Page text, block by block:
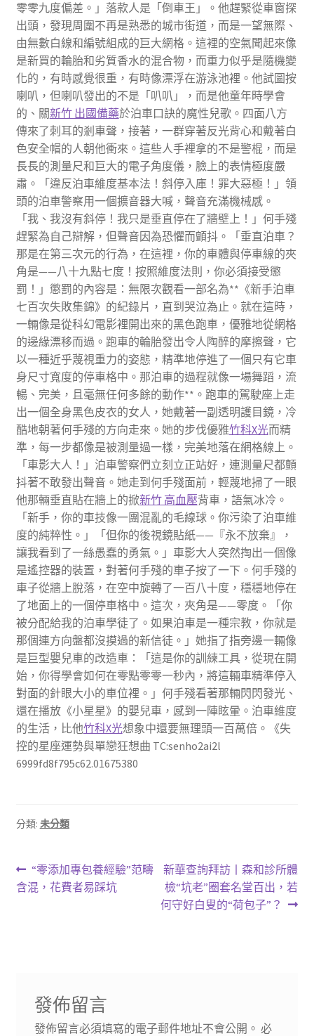
零零九度偏差。」落款人是「倒車王」。他趕緊從車窗探
出頭，發現周圍不再是熟悉的城市街道，而是一望無際、
由無數白線和編號組成的巨大網格。這裡的空氣聞起來像
是新買的輪胎和劣質香水的混合物，而重力似乎是隨機變
化的，有時感覺很重，有時像漂浮在游泳池裡。他試圖按
喇叭，但喇叭發出的不是「叭叭」，而是他童年時學會
的、關新竹 出國備藥於泊車口訣的魔性兒歌。四面八方
傳來了刺耳的剎車聲，接著，一群穿著反光背心和戴著白
色安全帽的人朝他衝來。這些人手裡拿的不是警棍，而是
長長的測量尺和巨大的電子角度儀，臉上的表情極度嚴
肅。「違反泊車維度基本法！斜停入庫！罪大惡極！」領
頭的泊車警察用一個擴音器大喊，聲音充滿機械感。
「我、我沒有斜停！我只是垂直停在了牆壁上！」何手殘
趕緊為自己辯解，但聲音因為恐懼而顫抖。「垂直泊車？
那是在第三次元的行為，在這裡，你的車體與停車線的夾
角是——八十九點七度！按照維度法則，你必須接受懲
罰！」懲罰的內容是：無限次觀看一部名為**《新手泊車
七百次失敗集錦》的紀錄片，直到哭泣為止。就在這時，
一輛像是從科幻電影裡開出來的黑色跑車，優雅地從網格
的邊緣漂移而過。跑車的輪胎發出令人陶醉的摩擦聲，它
以一種近乎蔑視重力的姿態，精準地停進了一個只有它車
身尺寸寬度的停車格中。那泊車的過程就像一場舞蹈，流
暢、完美，且毫無任何多餘的動作**。跑車的駕駛座上走
出一個全身黑色皮衣的女人，她戴著一副透明護目鏡，冷
酷地朝著何手殘的方向走來。她的步伐優雅竹科X光而精
準，每一步都像是被測量過一樣，完美地落在網格線上。
「車影大人！」泊車警察們立刻立正站好，連測量尺都顫
抖著不敢發出聲音。她走到何手殘面前，輕蔑地掃了一眼
他那輛垂直貼在牆上的掀新竹 高血壓背車，語氣冰冷。
「新手，你的車技像一團混亂的毛線球。你污染了泊車維
度的純粹性。」「但你的後視鏡貼紙——『永不放棄』，
讓我看到了一絲愚蠢的勇氣。」車影大人突然掏出一個像
是遙控器的裝置，對著何手殘的車子按了一下。何手殘的
車子從牆上脫落，在空中旋轉了一百八十度，穩穩地停在
了地面上的一個停車格中。這次，夾角是——零度。「你
被分配給我的泊車學徒了。如果泊車是一種宗教，你就是
那個連方向盤都沒摸過的新信徒。」她指了指旁邊一輛像
是巨型嬰兒車的改造車：「這是你的訓練工具，從現在開
始，你得學會如何在零點零零一秒內，將這輛車精準停入
對面的針眼大小的車位裡。」何手殘看著那輛閃閃發光、
還在播放《小星星》的嬰兒車，感到一陣眩暈。泊車維度
的生活，比他竹科X光想象中還要無理頭一百萬倍。《失
控的星座運勢與單戀狂想曲 TC:senho2ai2l
6999fd8f795c62.01675380
分類: 未分類
文
章
上
一
“零添加專包養經驗”范疇
含混，花費者易踩坑
下
一
篇
新華查詢拜訪丨森和診所體
檢“坑老”圈套名堂百出，若
何守好白叟的“荷包子”？
發佈留言
發佈留言必須填寫的電子郵件地址不會公開。 必